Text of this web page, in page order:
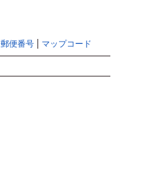
郵便番号 マップコード